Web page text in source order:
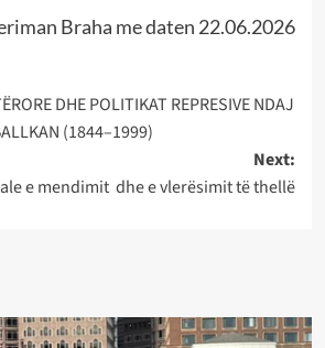
Braha me daten 22.06.2026
DHE POLITIKAT REPRESIVE NDAJ
(1844–1999)
Next:
e mendimit dhe e vlerësimit të thellë